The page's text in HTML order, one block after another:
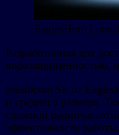
EaglesHero
Разработанная для
водозащищенностью,
Steadicom SE от
и среднего размера.
сложной
эффективность работы.